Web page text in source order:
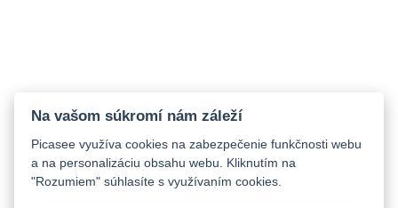
Na vašom súkromí nám záleží
Picasee využíva cookies na zabezpečenie funkčnosti webu
a na personalizáciu obsahu webu. Kliknutím na
"Rozumiem" súhlasíte s využívaním cookies.